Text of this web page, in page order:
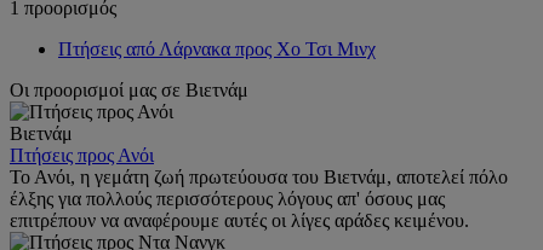
1 προορισμός
Πτήσεις από Λάρνακα προς Χο Τσι Μινχ
Οι προορισμοί μας σε Βιετνάμ
Βιετνάμ
Πτήσεις προς Ανόι
Το Ανόι, η γεμάτη ζωή πρωτεύουσα του Βιετνάμ, αποτελεί πόλο
έλξης για πολλούς περισσότερους λόγους απ' όσους μας
επιτρέπουν να αναφέρουμε αυτές οι λίγες αράδες κειμένου.